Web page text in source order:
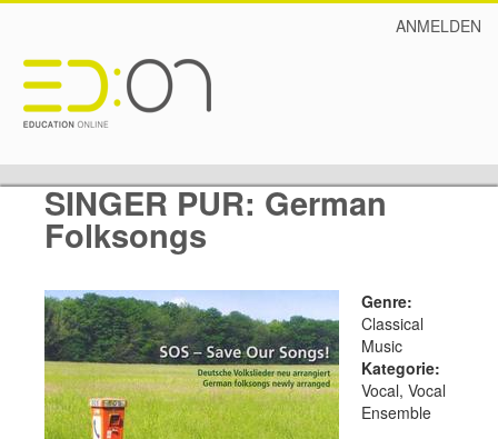
ANMELDEN
SINGER PUR: German
Folksongs
Genre:
Classical
Music
Kategorie:
Vocal, Vocal
Ensemble